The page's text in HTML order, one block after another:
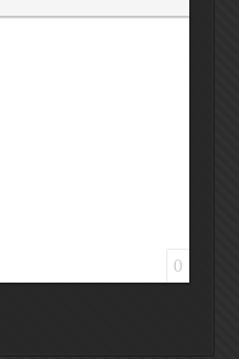
текста
спойлера
0